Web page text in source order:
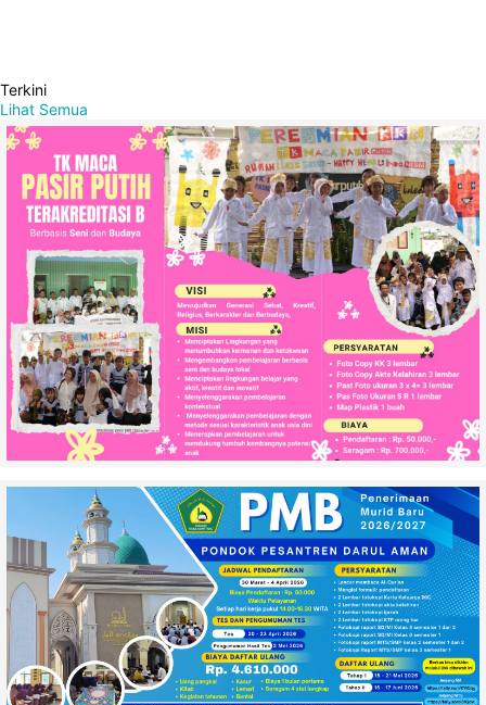
Terkini
Lihat Semua